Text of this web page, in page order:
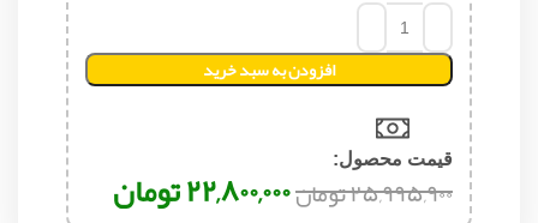
افزودن به سبد خرید
قیمت محصول:​
۲۵,۹۹۵,۹۰۰تومان۲۲,۸۰۰,۰۰۰تومان